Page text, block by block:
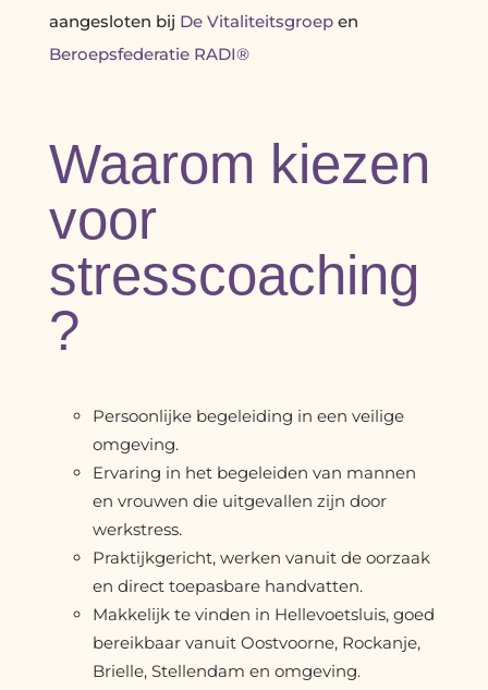
aangesloten bij De Vitaliteitsgroepen
Beroepsfederatie RADI®
Waarom kiezen
voor
stresscoaching
?
Persoonlijke begeleiding in een veilige
omgeving.
Ervaring in het begeleiden van mannen
en vrouwen die uitgevallen zijn door
werkstress.
Praktijkgericht, werken vanuit de oorzaak
en direct toepasbare handvatten.
Makkelijk te vinden in Hellevoetsluis, goed
bereikbaar vanuit Oostvoorne, Rockanje,
Brielle, Stellendam en omgeving.